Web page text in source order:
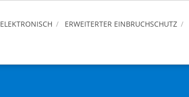
ELEKTRONISCH ERWEITERTER EINBRUCHSCHUTZ